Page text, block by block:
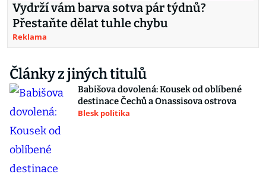
Vydrží vám barva sotva pár týdnů?
Přestaňte dělat tuhle chybu
Reklama
Články z jiných titulů
Babišova dovolená: Kousek od oblíbené
destinace Čechů a Onassisova ostrova
Blesk politika